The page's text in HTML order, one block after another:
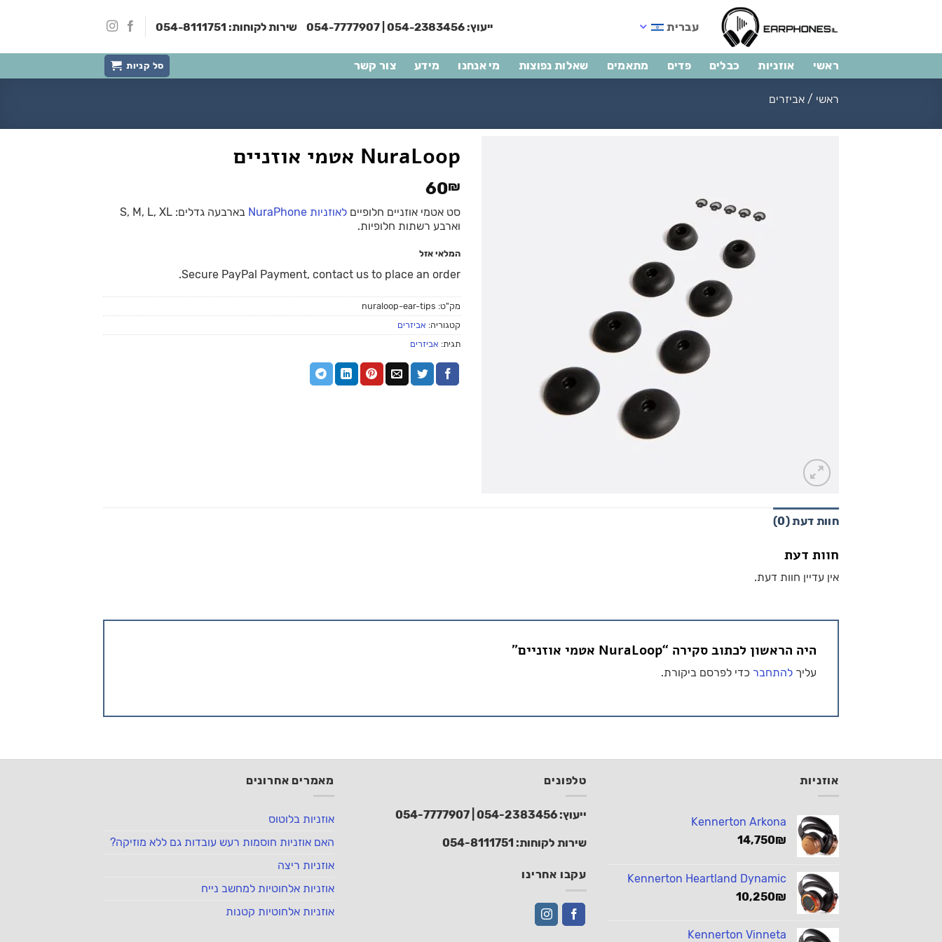
עברית ייעוץ:054-2383456
|
054-7777907 שירות לקוחות: 054-8111751
ראשי אוזניות כבלים פדים מתאמים שאלות נפוצות מי אנחנו מידע צור קשר סל קניות
ראשי / אביזרים
NuraLoop אטמי אוזניים
60₪
סט אטמי אוזניים חלופיים לאוזניות NuraPhone
בארבעה גדלים: S, M, L, XL
וארבע רשתות חלופיות.
המלאי אזל
Secure PayPal Payment, contact us to place an order.
מק"ט: nuraloop-ear-tips
קטגוריה: אביזרים
תגית: אביזרים
חוות דעת (0)
חוות דעת
אין עדיין חוות דעת.
היה הראשון לכתוב סקירה “NuraLoop אטמי אוזניים”
עליך להתחבר כדי לפרסם ביקורת.
אוזניות
Kennerton Arkona
14,750₪
Kennerton Heartland Dynamic
10,250₪
Kennerton Vinneta
טלפונים
ייעוץ: 054-2383456
054-7777907
שירות לקוחות: 054-8111751
עקבו אחרינו
מאמרים אחרונים
אוזניות בלוטוס
האם אוזניות חוסמות רעש עובדות גם ללא מוזיקה?
אוזניות ריצה
אוזניות אלחוטיות למחשב נייח
אוזניות אלחוטיות קטנות